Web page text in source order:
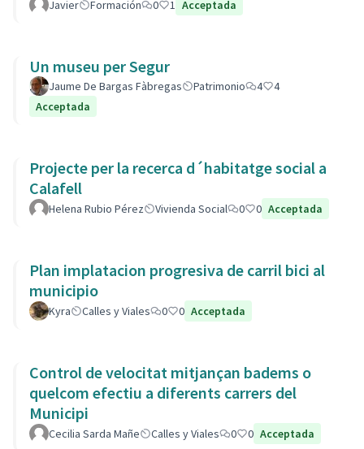
Javier Formación 0 1 Acceptada
Un museu per Segur
Jaume De Bargas Fàbregas Patrimonio 4
4
Acceptada
Projecte per la recerca d´habitatge social a
Calafell
Helena Rubio Pérez Vivienda Social 0 0 Acceptada
Plan implatacion progresiva de carril bici al
municipio
Kyra Calles y Viales 0 0 Acceptada
Control de velocitat mitjançan badems o
quelcom efectiu a diferents carrers del
Municipi
Cecilia Sarda Mañe Calles y Viales 0 0 Acceptada